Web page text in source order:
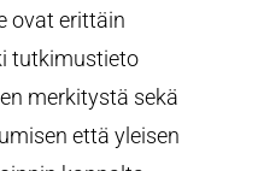
ovat erittäin
tutkimustieto
merkitystä sekä
että yleisen